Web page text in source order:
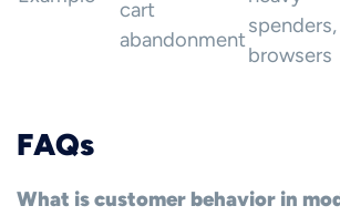
cart
abandonment
spenders,
browsers
FAQs
What is customer behavior in